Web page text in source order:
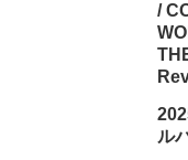
/
ル